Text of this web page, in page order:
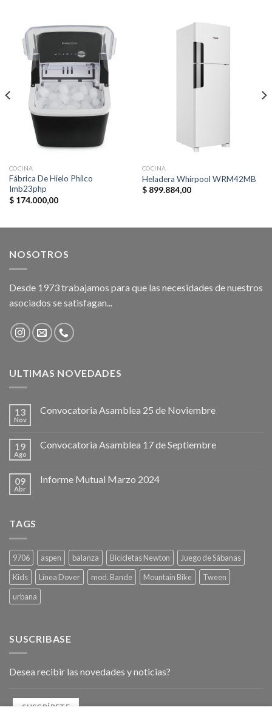
COCINA
Fábrica De Hielo Philco
Imb23php
$174.000,00
COCINA
Heladera Whirpool WRM42MB
$899.884,00
NOSOTROS
Desde 1973 trabajamos para que las necesidades de nuestros
asociados se satisfagan...
ULTIMAS NOVEDADES
13
Nov
Convocatoria Asamblea 25 de Noviembre
19
Ago
Convocatoria Asamblea 17 de Septiembre
09
Abr
Informe Mutual Marzo 2024
TAGS
9706 aspen balanza Bicicletas Newton
Juego de Sábanas
Kids
Línea Dover mod. Bande Mountain Bike
Tween
urbana
SUSCRIBASE
Desea recibir las novedades y noticias?
SUSCRÍBETE